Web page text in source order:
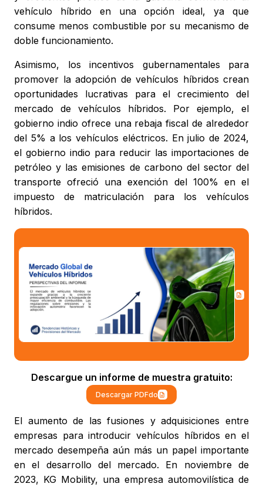
vehículo híbrido en una opción ideal, ya que
consume menos combustible por su mecanismo de
doble funcionamiento.
Asimismo, los incentivos gubernamentales para
promover la adopción de vehículos híbridos crean
oportunidades lucrativas para el crecimiento del
mercado de vehículos híbridos. Por ejemplo, el
gobierno indio ofrece una rebaja fiscal de alrededor
del 5% a los vehículos eléctricos. En julio de 2024,
el gobierno indio para reducir las importaciones de
petróleo y las emisiones de carbono del sector del
transporte ofreció una exención del 100% en el
impuesto de matriculación para los vehículos
híbridos.
Descargue un informe de muestra gratuito:
Descargar PDFdo
El aumento de las fusiones y adquisiciones entre
empresas para introducir vehículos híbridos en el
mercado desempeña aún más un papel importante
en el desarrollo del mercado. En noviembre de
2023, KG Mobility, una empresa automovilística de